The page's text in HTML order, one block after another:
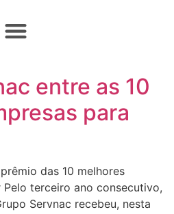
entre as 10
para
das 10 melhores
terceiro ano consecutivo,
Servnac recebeu, nesta